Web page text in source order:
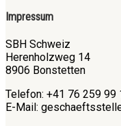
Impressum
SBH Schweiz
Herenholzweg 14
8906 Bonstetten
Telefon: +41 76 259 99
E-Mail: